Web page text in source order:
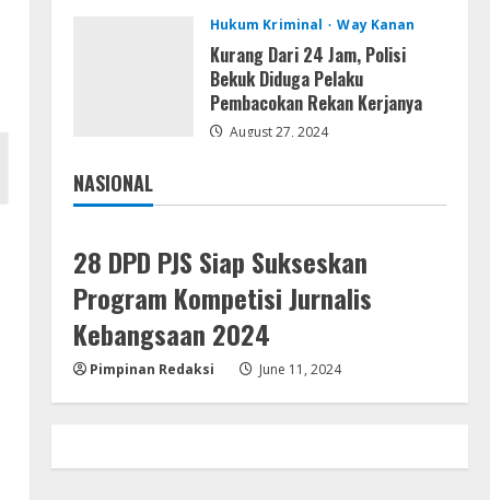
Ketua Pro Jurnalis Media Siber
Way Kanan Apresiasi Prestasi
Reva Radisya, Putri
Ferdiansyah, Lolos di Unila
Jurusan HI
August 3, 2026
Hukum Kriminal
Way Kanan
Kurang Dari 24 Jam, Polisi
Bekuk Diduga Pelaku
Pembacokan Rekan Kerjanya
August 27, 2024
NASIONAL
Jakarta
28 DPD PJS Siap Sukseskan
Program Kompetisi Jurnalis
Kebangsaan 2024
Pimpinan Redaksi June 11, 2024